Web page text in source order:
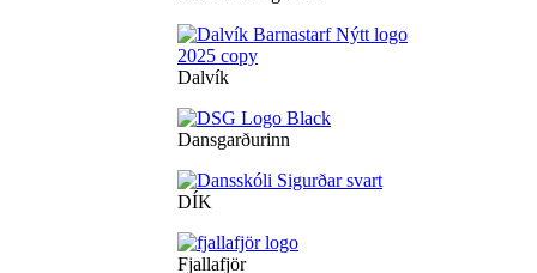
Dalvík
Dansgarðurinn
DÍK
Fjallafjör